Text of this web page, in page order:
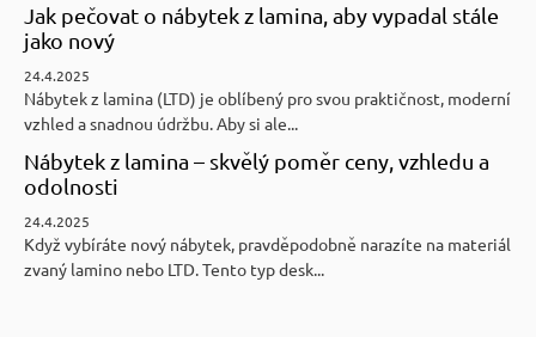
Jak pečovat o nábytek z lamina, aby vypadal stále
jako nový
24.4.2025
Nábytek z lamina (LTD) je oblíbený pro svou praktičnost, moderní
vzhled a snadnou údržbu. Aby si ale...
Nábytek z lamina – skvělý poměr ceny, vzhledu a
odolnosti
24.4.2025
Když vybíráte nový nábytek, pravděpodobně narazíte na materiál
zvaný lamino nebo LTD. Tento typ desk...